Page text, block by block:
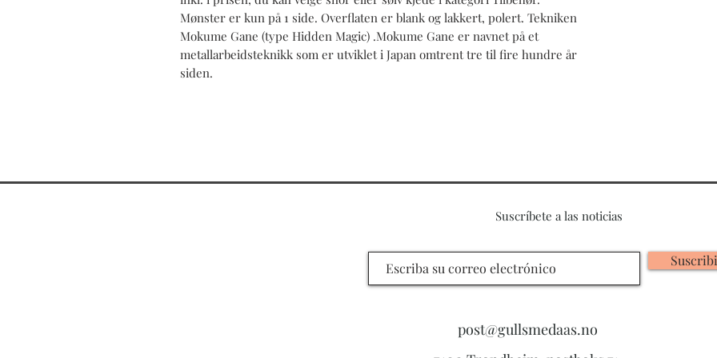
Mønster er kun på 1 side. Overflaten er blank og lakkert, polert. Tekniken
Mokume Gane (type Hidden Magic) .Mokume Gane er navnet på et
metallarbeidsteknikk som er utviklet i Japan omtrent tre til fire hundre år
siden.
Suscríbete a las noticias
post@gullsmedaas.no